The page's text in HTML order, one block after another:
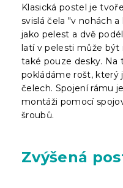
Klasická postel je
svislá čela "v nohách
jako pelest a dvě
latí v pelesti může
také pouze desky. Na
pokládáme rošt, který
čelech. Spojení rámu
montáži pomocí
šroubů.
Zvýšená